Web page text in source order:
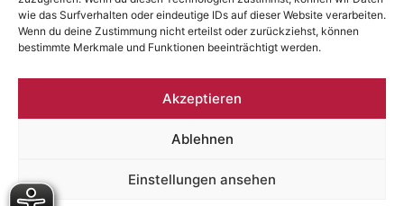
wie das Surfverhalten oder eindeutige IDs auf dieser Website verarbeiten.
Wenn du deine Zustimmung nicht erteilst oder zurückziehst, können
bestimmte Merkmale und Funktionen beeinträchtigt werden.
Akzeptieren
Ablehnen
Einstellungen ansehen
Allgemein:
Impressum
Datenschutzerklärung